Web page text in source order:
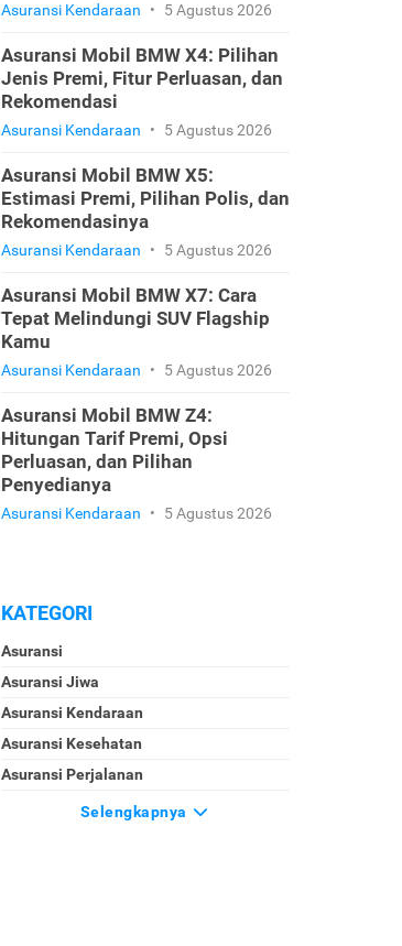
Asuransi Kendaraan • 5 Agustus 2026
Asuransi Mobil BMW X4: Pilihan
Jenis Premi, Fitur Perluasan, dan
Rekomendasi
Asuransi Kendaraan • 5 Agustus 2026
Asuransi Mobil BMW X5:
Estimasi Premi, Pilihan Polis, dan
Rekomendasinya
Asuransi Kendaraan • 5 Agustus 2026
Asuransi Mobil BMW X7: Cara
Tepat Melindungi SUV Flagship
Kamu
Asuransi Kendaraan • 5 Agustus 2026
Asuransi Mobil BMW Z4:
Hitungan Tarif Premi, Opsi
Perluasan, dan Pilihan
Penyedianya
Asuransi Kendaraan • 5 Agustus 2026
KATEGORI
Asuransi
Asuransi Jiwa
Asuransi Kendaraan
Asuransi Kesehatan
Asuransi Perjalanan
Selengkapnya